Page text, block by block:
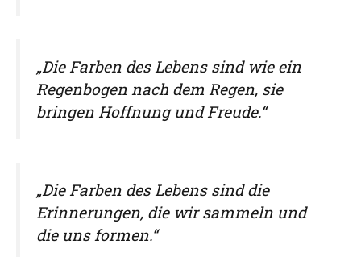
„Die Farben des Lebens sind wie ein
Regenbogen nach dem Regen, sie
bringen Hoffnung und Freude.“
„Die Farben des Lebens sind die
Erinnerungen, die wir sammeln und
die uns formen.“